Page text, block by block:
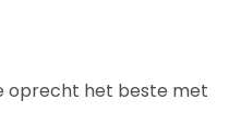
oprecht het beste met